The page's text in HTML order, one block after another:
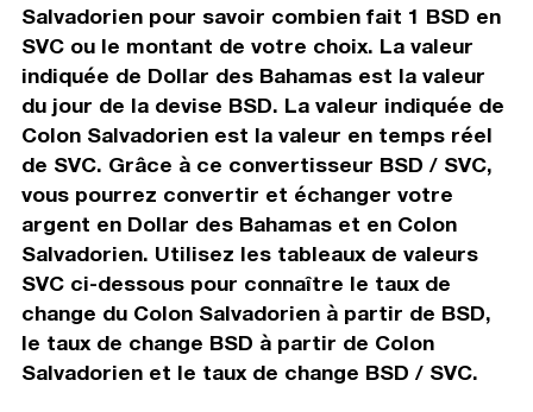
Salvadorien pour savoir combien fait 1 BSD en
SVC ou le montant de votre choix. La valeur
indiquée de Dollar des Bahamas est la valeur
du jour de la devise BSD. La valeur indiquée de
Colon Salvadorien est la valeur en temps réel
de SVC. Grâce à ce convertisseur BSD / SVC,
vous pourrez convertir et échanger votre
argent en Dollar des Bahamas et en Colon
Salvadorien. Utilisez les tableaux de valeurs
SVC ci-dessous pour connaître le taux de
change du Colon Salvadorien à partir de BSD,
le taux de change BSD à partir de Colon
Salvadorien et le taux de change BSD / SVC.